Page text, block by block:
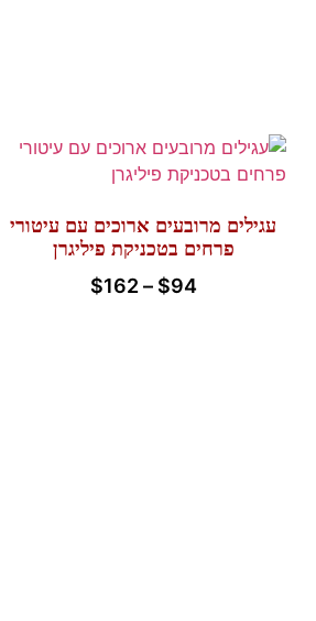
עגילים מרובעים ארוכים עם עיטורי
פרחים בטכניקת פיליגרן
$94
–
$162